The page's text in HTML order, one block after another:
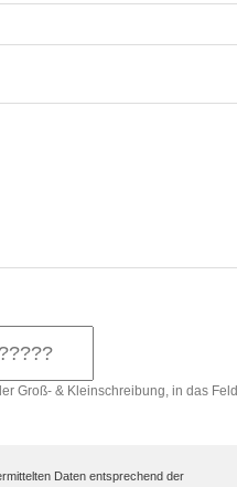
Groß- & Kleinschreibung, in das Feld
Daten entsprechend der